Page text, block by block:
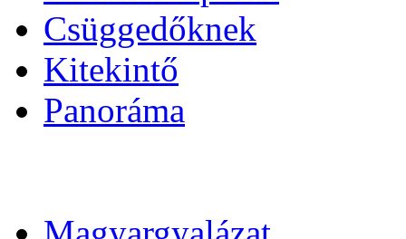
Csüggedőknek
Kitekintő
Panoráma